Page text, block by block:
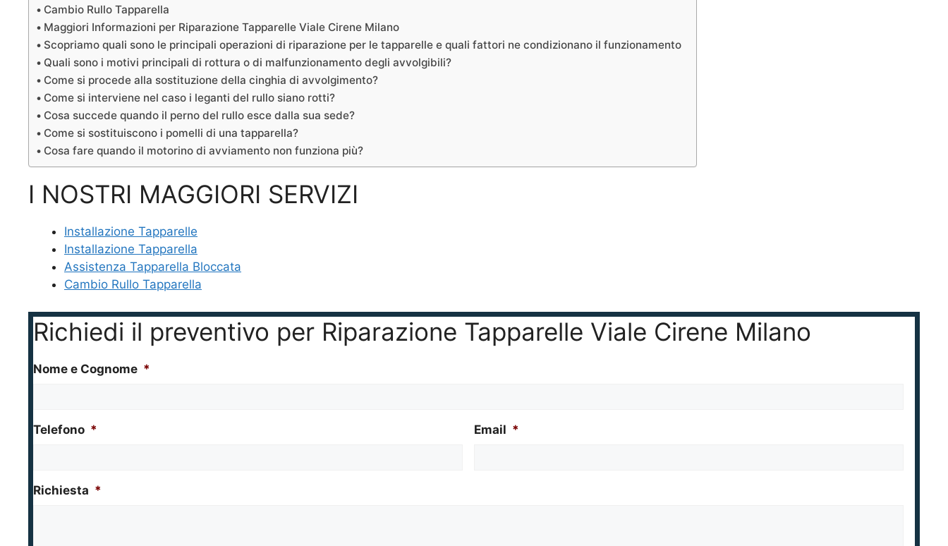
Cambio Rullo Tapparella
Maggiori Informazioni per Riparazione Tapparelle Viale Cirene Milano
Scopriamo quali sono le principali operazioni di riparazione per le tapparelle e quali fattori ne condizionano il funzionamento
Quali sono i motivi principali di rottura o di malfunzionamento degli avvolgibili?
Come si procede alla sostituzione della cinghia di avvolgimento?
Come si interviene nel caso i leganti del rullo siano rotti?
Cosa succede quando il perno del rullo esce dalla sua sede?
Come si sostituiscono i pomelli di una tapparella?
Cosa fare quando il motorino di avviamento non funziona più?
I NOSTRI MAGGIORI SERVIZI
Installazione Tapparelle
Installazione Tapparella
Assistenza Tapparella Bloccata
Cambio Rullo Tapparella
Richiedi il preventivo per Riparazione Tapparelle Viale Cirene Milano
Nome e Cognome *
Telefono * Email *
Richiesta *